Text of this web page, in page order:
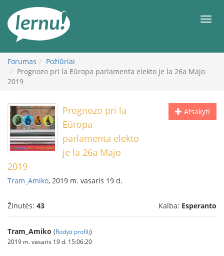
turinį
Forumas
Požiūriai
Prognozo pri la Eŭropa parlamenta elekto je la 26a Majo
2019
Atsakyti
Prognozo pri la
Eŭropa
parlamenta elekto
je la 26a Majo
2019
Tram_Amiko, 2019 m. vasaris 19 d.
Žinutės: 43 Kalba: Esperanto
Tram_Amiko (Rodyti profilį)
2019 m. vasaris 19 d. 15:06:20